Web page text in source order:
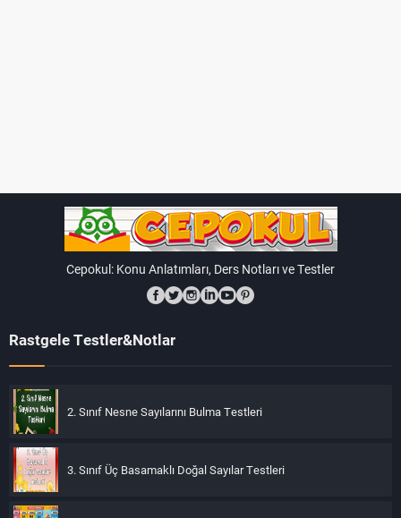
Cepokul: Konu Anlatımları, Ders Notları ve Testler
Rastgele Testler&Notlar
2. Sınıf Nesne Sayılarını Bulma Testleri
3. Sınıf Üç Basamaklı Doğal Sayılar Testleri